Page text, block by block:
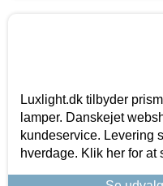
Luxlight.dk tilbyder
lamper. Danskejet
kundeservice. Levering
hverdage. Klik her for at